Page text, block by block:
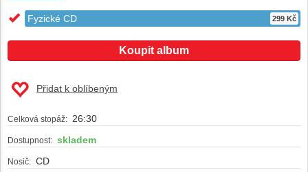
Fyzické CD 299 Kč
Koupit album
Přidat k oblíbeným
Celková stopáž: 26:30
Dostupnost: skladem
Nosič: CD